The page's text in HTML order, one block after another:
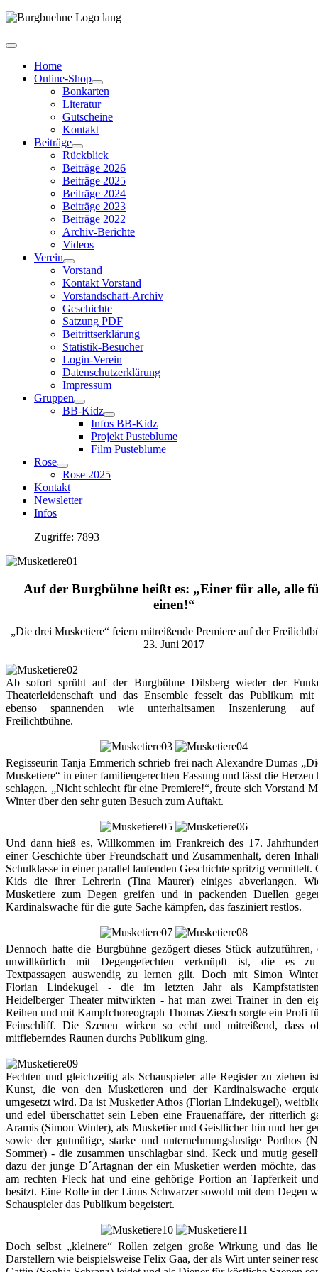
Home
Online-Shop
Bonkarten
Literatur
Gutscheine
Kontakt
Beiträge
Rückblick
Beiträge 2026
Beiträge 2025
Beiträge 2024
Beiträge 2023
Beiträge 2022
Archiv-Berichte
Videos
Verein
Vorstand
Kontakt Vorstand
Vorstandschaft-Archiv
Geschichte
Satzung PDF
Beitrittserklärung
Statistik-Besucher
Login-Verein
Datenschutzerklärung
Impressum
Gruppen
BB-Kidz
Infos BB-Kidz
Projekt Pusteblume
Film Pusteblume
Rose
Rose 2025
Kontakt
Newsletter
Infos
Zugriffe: 7893
Auf der Burgbühne heißt es: „Einer für alle, alle
einen!“
„Die drei Musketiere“ feiern mitreißende Premiere auf der
23. Juni 2017
Ab sofort sprüht auf der Burgbühne Dilsberg wieder der
Theaterleidenschaft und das Ensemble fesselt das Publikum mit
ebenso spannenden wie unterhaltsamen Inszenierung
Freilichtbühne.
Regisseurin Tanja Emmerich schrieb frei nach Alexandre Dumas
Musketiere“ in einer familiengerechten Fassung und lässt die Herzen
schlagen. „Nicht schlecht für eine Premiere!“, freute sich Vorstand
Winter über den sehr guten Besuch zum Auftakt.
Und dann hieß es, Willkommen im Frankreich des 17.
einer Geschichte über Freundschaft und Zusammenhalt, deren
Schulklasse in einer parallel laufenden Geschichte spritzig vermittelt.
Kids die ihrer Lehrerin (Tina Maurer) einiges abverlangen.
Musketiere zum Degen greifen und in packenden Duellen
Kardinalswache für die gute Sache kämpfen, das fasziniert restlos.
Dennoch hatte die Burgbühne gezögert dieses Stück aufzuführen,
unwillkürlich mit Degengefechten verknüpft ist, die es
Textpassagen auswendig zu lernen gilt. Doch mit Simon
Florian Lindekugel - die im letzten Jahr als
Heidelberger Theater mitwirkten - hat man zwei Trainer in den
Reihen und mit Kampfchoreograph Thomas Ziesch sorgte ein Profi
Feinschliff. Die Szenen wirken so echt und mitreißend, dass
mitfieberndes Raunen durchs Publikum ging.
Fechten und gleichzeitig als Schauspieler alle Register zu ziehen
Kunst, die von den Musketieren und der Kardinalswache
umgesetzt wird. Da ist Musketier Athos (Florian Lindekugel),
und edel überschattet sein Leben eine Frauenaffäre, der ritterlich
Aramis (Simon Winter), als Musketier und Geistlicher hin und her
sowie der gutmütige, starke und unternehmungslustige Porthos
Sommer) - die zusammen unschlagbar sind. Keck und mutig
dazu der junge D´Artagnan der ein Musketier werden möchte,
am rechten Fleck hat und eine gehörige Portion an Tapferkeit
besitzt. Eine Rolle in der Linus Schwarzer sowohl mit dem Degen
Schauspieler das Publikum begeistert.
Doch selbst „kleinere“ Rollen zeigen große Wirkung und das
Darstellern wie beispielsweise Felix Gaa, der als Wirt unter seiner